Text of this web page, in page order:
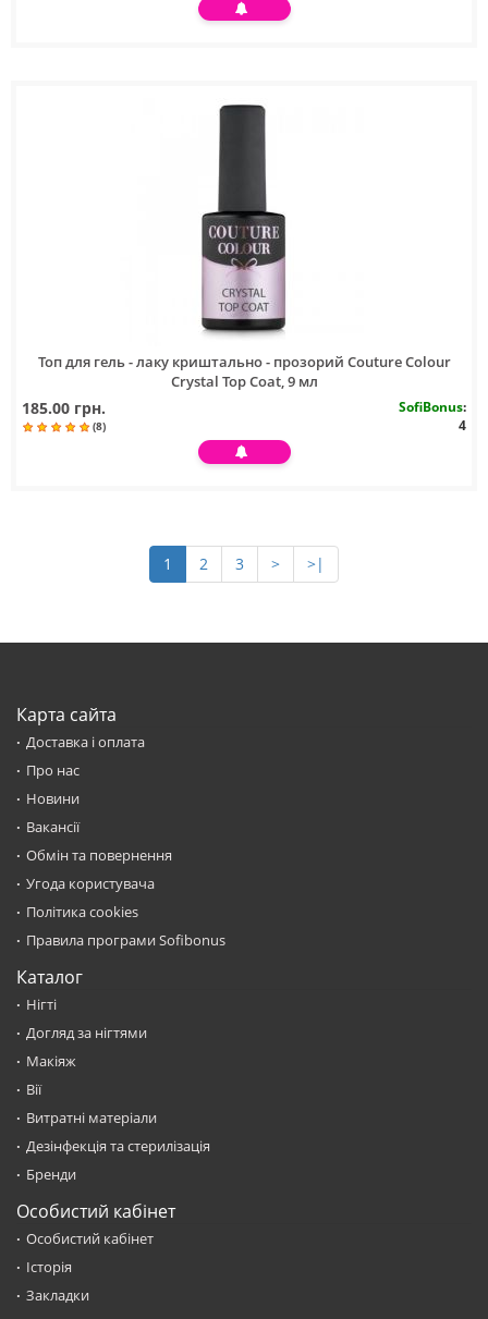
Топ для гель - лаку криштально - прозорий Couture Colour
Crystal Top Coat, 9 мл
185.00 грн.
(8)
SofiBonus:
4
1 2 3 > >|
Карта сайта
Доставка і оплата
Про нас
Новини
Вакансії
Обмін та повернення
Угода користувача
Політика cookies
Правила програми Sofibonus
Каталог
Нігті
Догляд за нігтями
Макіяж
Вії
Витратні матеріали
Дезінфекція та стерилізація
Бренди
Особистий кабінет
Особистий кабінет
Історія
Закладки